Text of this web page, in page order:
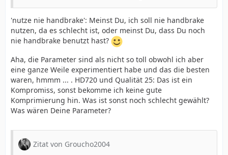
'nutze nie handbrake': Meinst Du, ich soll nie handbrake
nutzen, da es schlecht ist, oder meinst Du, dass Du noch
nie handbrake benutzt hast?
Aha, die Parameter sind als nicht so toll obwohl ich aber
eine ganze Weile experimentiert habe und das die besten
waren, hmmm ... . HD720 und Qualität 25: Das ist ein
Kompromiss, sonst bekomme ich keine gute
Komprimierung hin. Was ist sonst noch schlecht gewählt?
Was wären Deine Parameter?
Zitat von Groucho2004